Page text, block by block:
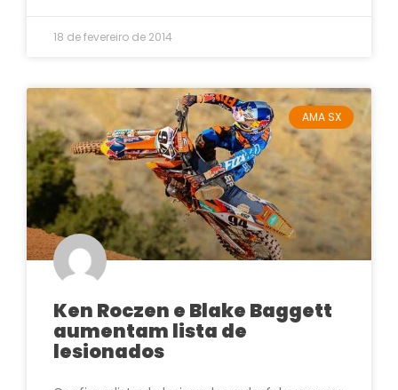
18 de fevereiro de 2014
AMA SX
Ken Roczen e Blake Baggett
aumentam lista de
lesionados